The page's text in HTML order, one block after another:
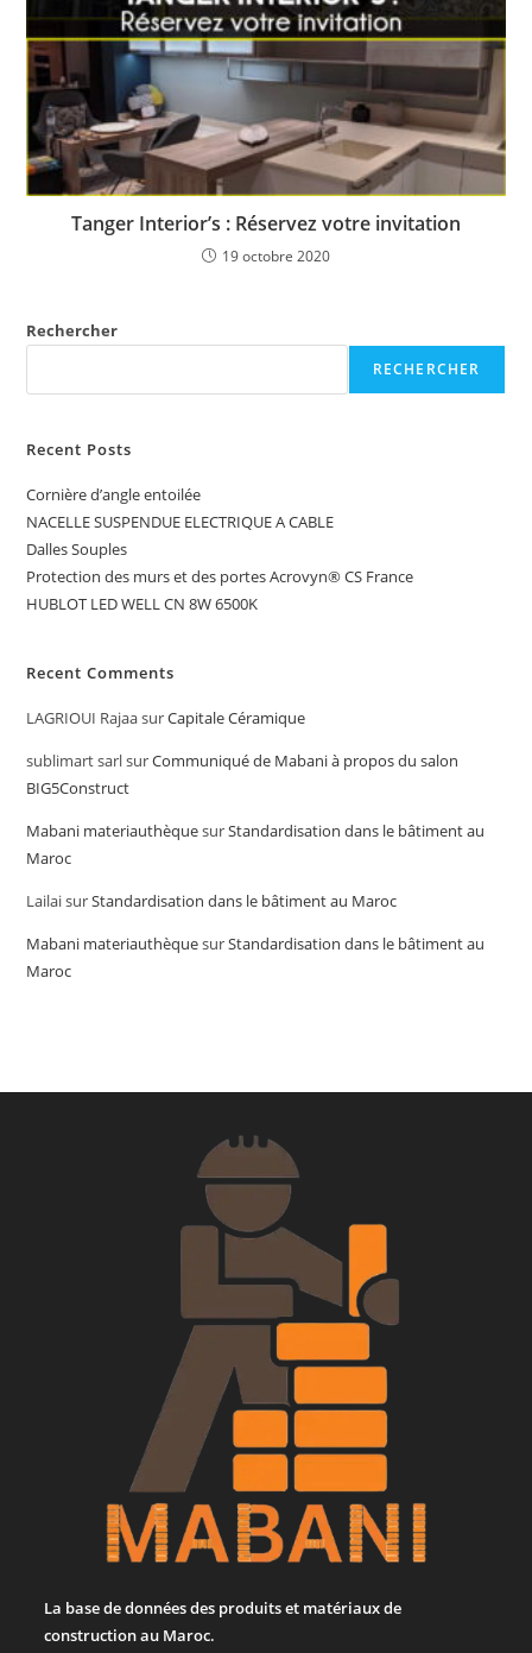
Tanger Interior’s : Réservez votre invitation
19 octobre 2020
Rechercher
RECHERCHER
Recent Posts
Cornière d’angle entoilée
NACELLE SUSPENDUE ELECTRIQUE A CABLE
Dalles Souples
Protection des murs et des portes Acrovyn® CS France
HUBLOT LED WELL CN 8W 6500K
Recent Comments
LAGRIOUI RajaasurCapitale Céramique
sublimart sarlsurCommuniqué de Mabani à propos du salon
BIG5Construct
Mabani materiauthèquesurStandardisation dans le bâtiment au
Maroc
LailaisurStandardisation dans le bâtiment au Maroc
Mabani materiauthèquesurStandardisation dans le bâtiment au
Maroc
La base de données des produits et matériaux de
construction au Maroc.